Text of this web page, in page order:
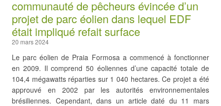
communauté de pêcheurs évincée d’un
projet de parc éolien dans lequel EDF
était impliqué refait surface
20 mars 2024
Le parc éolien de Praia Formosa a commencé à fonctionner
en 2009. Il comprend 50 éoliennes d’une capacité totale de
104,4 mégawatts réparties sur 1 040 hectares. Ce projet a été
approuvé en 2002 par les autorités environnementales
brésiliennes. Cependant, dans un article daté du 11 mars